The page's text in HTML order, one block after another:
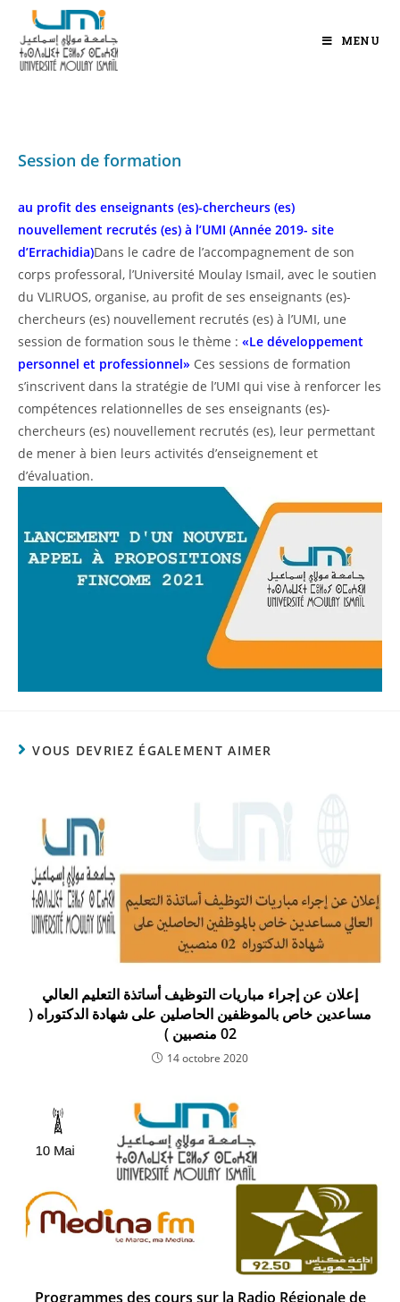
MENU
Session de formation
au profit des enseignants (es)-chercheurs (es)
nouvellement recrutés (es) à l’UMI (Année 2019- site
d’Errachidia)Dans le cadre de l’accompagnement de son
corps professoral, l’Université Moulay Ismail, avec le soutien
du VLIRUOS, organise, au profit de ses enseignants (es)-
chercheurs (es) nouvellement recrutés (es) à l’UMI, une
session de formation sous le thème : «Le développement
personnel et professionnel» Ces sessions de formation
s’inscrivent dans la stratégie de l’UMI qui vise à renforcer les
compétences relationnelles de ses enseignants (es)-
chercheurs (es) nouvellement recrutés (es), leur permettant
de mener à bien leurs activités d’enseignement et
d’évaluation.
VOUS DEVRIEZ ÉGALEMENT AIMER
إعلان عن إجراء مباريات التوظيف أساتذة التعليم العالي
مساعدين خاص بالموظفين الحاصلين على شهادة الدكتوراه (
02 منصبين )
14 octobre 2020
Programmes des cours sur la Radio Régionale de